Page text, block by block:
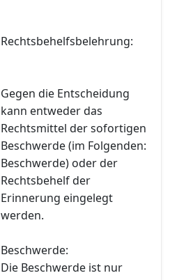
Rechtsbehelfsbelehrung:
Gegen die Entscheidung
kann entweder das
Rechtsmittel der sofortigen
Beschwerde (im Folgenden:
Beschwerde) oder der
Rechtsbehelf der
Erinnerung eingelegt
werden.
Beschwerde:
Die Beschwerde ist nur